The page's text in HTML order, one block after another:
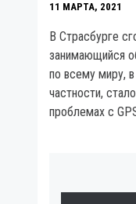
11 МАРТА, 2021
В Страсбурге
занимающийся
по всему миру,
частности,
проблемах с